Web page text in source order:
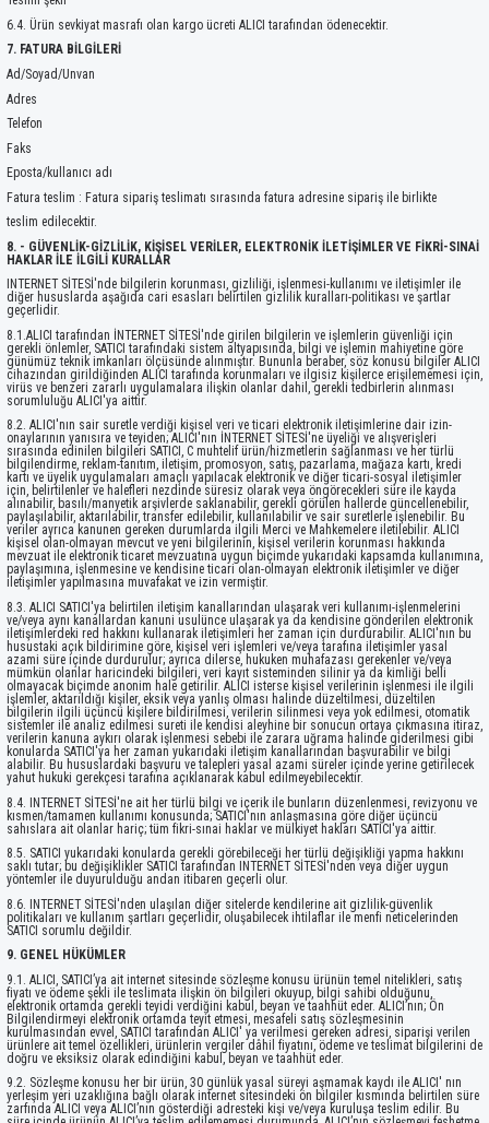
6.4. Ürün sevkiyat masrafı olan kargo ücreti ALICI tarafından ödenecektir.
7. FATURA BİLGİLERİ
Ad/Soyad/Unvan
Adres
Telefon
Faks
Eposta/kullanıcı adı
Fatura teslim : Fatura sipariş teslimatı sırasında fatura adresine sipariş ile birlikte
teslim edilecektir.
8. - GÜVENLİK-GİZLİLİK, KİŞİSEL VERİLER, ELEKTRONİK İLETİŞİMLER VE FİKRİ-SINAİ
HAKLAR İLE İLGİLİ KURALLAR
INTERNET SİTESİ'nde bilgilerin korunması, gizliliği, işlenmesi-kullanımı ve iletişimler ile
diğer hususlarda aşağıda cari esasları belirtilen gizlilik kuralları-politikası ve şartlar
geçerlidir.
8.1.ALICI tarafından İNTERNET SİTESİ'nde girilen bilgilerin ve işlemlerin güvenliği için
gerekli önlemler, SATICI tarafındaki sistem altyapısında, bilgi ve işlemin mahiyetine göre
günümüz teknik imkanları ölçüsünde alınmıştır. Bununla beraber, söz konusu bilgiler ALICI
cihazından girildiğinden ALICI tarafında korunmaları ve ilgisiz kişilerce erişilememesi için,
virüs ve benzeri zararlı uygulamalara ilişkin olanlar dahil, gerekli tedbirlerin alınması
sorumluluğu ALICI'ya aittir.
8.2. ALICI'nın sair suretle verdiği kişisel veri ve ticari elektronik iletişimlerine dair izin-
onaylarının yanısıra ve teyiden; ALICI'nın İNTERNET SİTESİ'ne üyeliği ve alışverişleri
sırasında edinilen bilgileri SATICI, C muhtelif ürün/hizmetlerin sağlanması ve her türlü
bilgilendirme, reklam-tanıtım, iletişim, promosyon, satış, pazarlama, mağaza kartı, kredi
kartı ve üyelik uygulamaları amaçlı yapılacak elektronik ve diğer ticari-sosyal iletişimler
için, belirtilenler ve halefleri nezdinde süresiz olarak veya öngörecekleri süre ile kayda
alınabilir, basılı/manyetik arşivlerde saklanabilir, gerekli görülen hallerde güncellenebilir,
paylaşılabilir, aktarılabilir, transfer edilebilir, kullanılabilir ve sair suretlerle işlenebilir. Bu
veriler ayrıca kanunen gereken durumlarda ilgili Merci ve Mahkemelere iletilebilir. ALICI
kişisel olan-olmayan mevcut ve yeni bilgilerinin, kişisel verilerin korunması hakkında
mevzuat ile elektronik ticaret mevzuatına uygun biçimde yukarıdaki kapsamda kullanımına,
paylaşımına, işlenmesine ve kendisine ticari olan-olmayan elektronik iletişimler ve diğer
iletişimler yapılmasına muvafakat ve izin vermiştir.
8.3. ALICI SATICI'ya belirtilen iletişim kanallarından ulaşarak veri kullanımı-işlenmelerini
ve/veya aynı kanallardan kanuni usulünce ulaşarak ya da kendisine gönderilen elektronik
iletişimlerdeki red hakkını kullanarak iletişimleri her zaman için durdurabilir. ALICI'nın bu
husustaki açık bildirimine göre, kişisel veri işlemleri ve/veya tarafına iletişimler yasal
azami süre içinde durdurulur; ayrıca dilerse, hukuken muhafazası gerekenler ve/veya
mümkün olanlar haricindeki bilgileri, veri kayıt sisteminden silinir ya da kimliği belli
olmayacak biçimde anonim hale getirilir. ALICI isterse kişisel verilerinin işlenmesi ile ilgili
işlemler, aktarıldığı kişiler, eksik veya yanlış olması halinde düzeltilmesi, düzeltilen
bilgilerin ilgili üçüncü kişilere bildirilmesi, verilerin silinmesi veya yok edilmesi, otomatik
sistemler ile analiz edilmesi sureti ile kendisi aleyhine bir sonucun ortaya çıkmasına itiraz,
verilerin kanuna aykırı olarak işlenmesi sebebi ile zarara uğrama halinde giderilmesi gibi
konularda SATICI'ya her zaman yukarıdaki iletişim kanallarından başvurabilir ve bilgi
alabilir. Bu hususlardaki başvuru ve talepleri yasal azami süreler içinde yerine getirilecek
yahut hukuki gerekçesi tarafına açıklanarak kabul edilmeyebilecektir.
8.4. INTERNET SİTESİ'ne ait her türlü bilgi ve içerik ile bunların düzenlenmesi, revizyonu ve
kısmen/tamamen kullanımı konusunda; SATICI'nın anlaşmasına göre diğer üçüncü
sahıslara ait olanlar hariç; tüm fikri-sınai haklar ve mülkiyet hakları SATICI'ya aittir.
8.5. SATICI yukarıdaki konularda gerekli görebileceği her türlü değişikliği yapma hakkını
saklı tutar; bu değişiklikler SATICI tarafından INTERNET SİTESİ'nden veya diğer uygun
yöntemler ile duyurulduğu andan itibaren geçerli olur.
8.6. INTERNET SİTESİ'nden ulaşılan diğer sitelerde kendilerine ait gizlilik-güvenlik
politikaları ve kullanım şartları geçerlidir, oluşabilecek ihtilaflar ile menfi neticelerinden
SATICI sorumlu değildir.
9. GENEL HÜKÜMLER
9.1. ALICI, SATICI’ya ait internet sitesinde sözleşme konusu ürünün temel nitelikleri, satış
fiyatı ve ödeme şekli ile teslimata ilişkin ön bilgileri okuyup, bilgi sahibi olduğunu,
elektronik ortamda gerekli teyidi verdiğini kabul, beyan ve taahhüt eder. ALICI’nın; Ön
Bilgilendirmeyi elektronik ortamda teyit etmesi, mesafeli satış sözleşmesinin
kurulmasından evvel, SATICI tarafından ALICI' ya verilmesi gereken adresi, siparişi verilen
ürünlere ait temel özellikleri, ürünlerin vergiler dâhil fiyatını, ödeme ve teslimat bilgilerini de
doğru ve eksiksiz olarak edindiğini kabul, beyan ve taahhüt eder.
9.2. Sözleşme konusu her bir ürün, 30 günlük yasal süreyi aşmamak kaydı ile ALICI' nın
yerleşim yeri uzaklığına bağlı olarak internet sitesindeki ön bilgiler kısmında belirtilen süre
zarfında ALICI veya ALICI’nın gösterdiği adresteki kişi ve/veya kuruluşa teslim edilir. Bu